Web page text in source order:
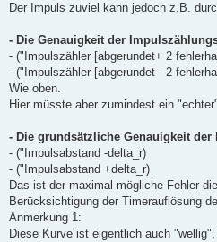
Der Impuls zuviel kann jedoch z.B.
- Die Genauigkeit der
- ("Impulszähler [abgerundet+ 2
- ("Impulszähler [abgerundet - 2
Wie oben.
Hier müsste aber zumindest ein
- Die grundsätzliche Genauigkeit der
- ("Impulsabstand -delta_r)
- ("Impulsabstand +delta_r)
Das ist der maximal mögliche Fehler
Berücksichtigung der Timerauflösung
Anmerkung 1:
Diese Kurve ist eigentlich auch